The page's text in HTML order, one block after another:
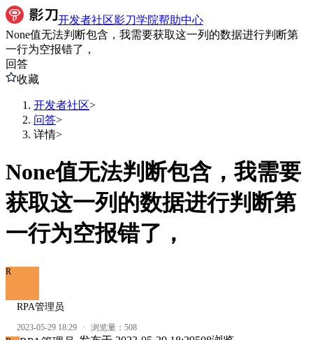
开发者社区影刀学院帮助中心
None值无法判断包含，我需要获取这一列的数据进行判断第
一行为空报错了，
回答
收藏
开发者社区>
问答>
详情>
None值无法判断包含，我需要
获取这一列的数据进行判断第
一行为空报错了，
R
RPA管理员
2023-05-29 18:29 · 浏览量： 508